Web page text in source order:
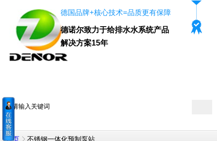
德国品牌+核心技术=品质更有保障
德诺尔致力于给排水水系统产品
解决方案15年
首页 不锈钢一体化预制泵站